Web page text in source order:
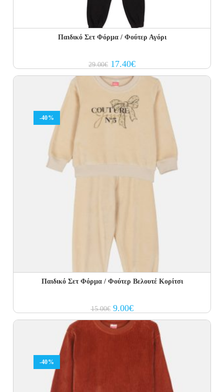
Παιδικό Σετ Φόρμα / Φούτερ Αγόρι
29.00€ Original
price
was:
29.00€.
17.40€Current
price
is:
-40%
Παιδικό Σετ Φόρμα / Φούτερ Βελουτέ Κορίτσι
15.00€ Original
price
was:
15.00€.
9.00€Current
price
is:
-40%